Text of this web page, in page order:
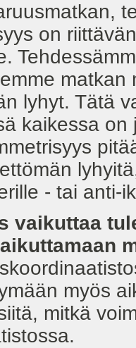
on
lyhyt. Tätä
kaikessa
- tai anti-
vaikuttaa
myös
mitkä